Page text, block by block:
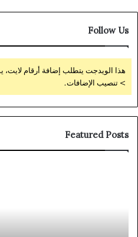
Follow Us
هذا الويدجت يتطلب إضافة أرقام لايت،
> تنصيب الإضافات.
Featured Posts